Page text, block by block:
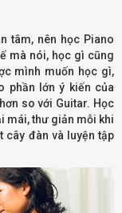
tâm, nên học Piano
mà nói, học gì cũng
mình muốn học gì,
phần lớn ý kiến của
so với Guitar. Học
mái, thư giản mỗi khi
cây đàn và luyện tập